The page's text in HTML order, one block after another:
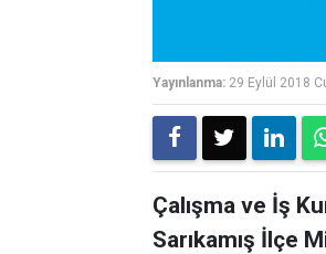
Yayınlanma: 29 Eylül 2018
Çalışma ve İş
Sarıkamış İlçe